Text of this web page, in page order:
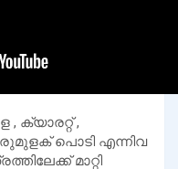
, ക്യാരറ്റ് ,
പൊടി എന്നിവ
മാറ്റി